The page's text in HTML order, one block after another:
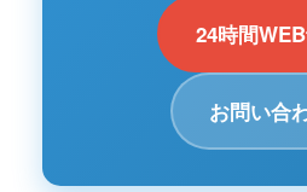
24時間
お問い合